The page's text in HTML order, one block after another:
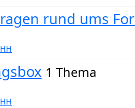
rund ums
1 Thema